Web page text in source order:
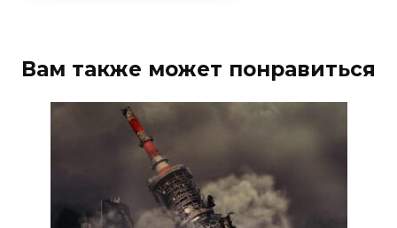
Вам также может понравиться